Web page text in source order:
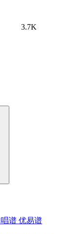
3.7K